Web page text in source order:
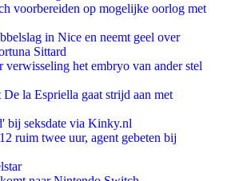
voorbereiden op mogelijke oorlog met
in Nice en neemt geel over
Sittard
het embryo van ander stel
la Espriella gaat strijd aan met
bij seksdate via Kinky.nl
ruim twee uur, agent gebeten bij